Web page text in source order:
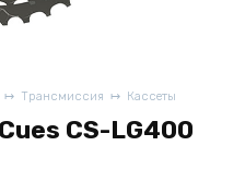
Трансмиссия Кассеты
CS-LG400